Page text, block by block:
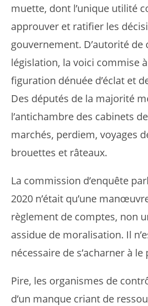
muette, dont l’unique utilité
approuver et ratifier les
gouvernement. D’autorité
législation, la voici commise
figuration dénuée d’éclat et
Des députés de la majorité
l’antichambre des cabinets
marchés, perdiem, voyages
brouettes et râteaux.
La commission d’enquête
2020 n’était qu’une
règlement de comptes, non
assidue de moralisation. Il
nécessaire de s’acharner à le
Pire, les organismes de
d’un manque criant de